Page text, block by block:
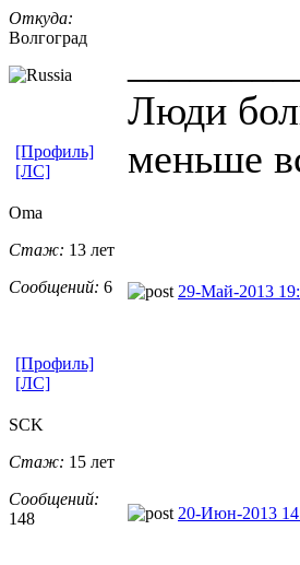
Откуда:
Волгоград
Люди
меньше
[Профиль]
[ЛС]
Oma
Стаж: 13 лет
Сообщений: 6 29-Май-2013
[Профиль]
[ЛС]
SCK
Стаж: 15 лет
Сообщений:
148
20-Июн-2013